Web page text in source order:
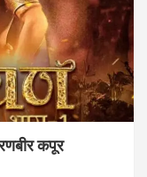
कपूर